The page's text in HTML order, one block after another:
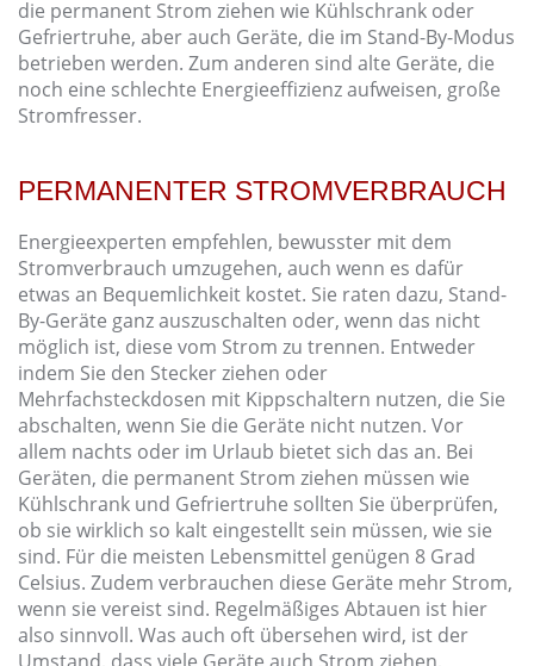
die permanent Strom ziehen wie Kühlschrank oder
Gefriertruhe, aber auch Geräte, die im Stand-By-Modus
betrieben werden. Zum anderen sind alte Geräte, die
noch eine schlechte Energieeffizienz aufweisen, große
Stromfresser.
PERMANENTER STROMVERBRAUCH
Energieexperten empfehlen, bewusster mit dem
Stromverbrauch umzugehen, auch wenn es dafür
etwas an Bequemlichkeit kostet. Sie raten dazu, Stand-
By-Geräte ganz auszuschalten oder, wenn das nicht
möglich ist, diese vom Strom zu trennen. Entweder
indem Sie den Stecker ziehen oder
Mehrfachsteckdosen mit Kippschaltern nutzen, die Sie
abschalten, wenn Sie die Geräte nicht nutzen. Vor
allem nachts oder im Urlaub bietet sich das an. Bei
Geräten, die permanent Strom ziehen müssen wie
Kühlschrank und Gefriertruhe sollten Sie überprüfen,
ob sie wirklich so kalt eingestellt sein müssen, wie sie
sind. Für die meisten Lebensmittel genügen 8 Grad
Celsius. Zudem verbrauchen diese Geräte mehr Strom,
wenn sie vereist sind. Regelmäßiges Abtauen ist hier
also sinnvoll. Was auch oft übersehen wird, ist der